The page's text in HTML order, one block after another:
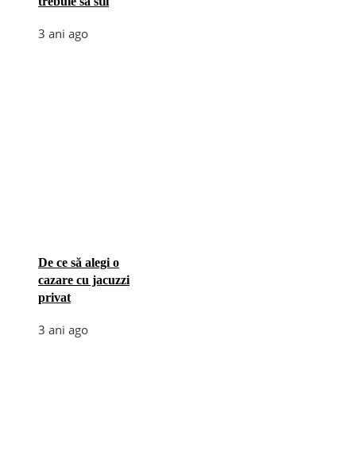
3 ani ago
De ce să alegi o
cazare cu jacuzzi
privat
3 ani ago